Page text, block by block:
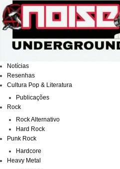
para
o
conteúdo
Notícias
Resenhas
Cultura Pop & Literatura
Publicações
Rock
Rock Alternativo
Hard Rock
Punk Rock
Hardcore
Heavy Metal